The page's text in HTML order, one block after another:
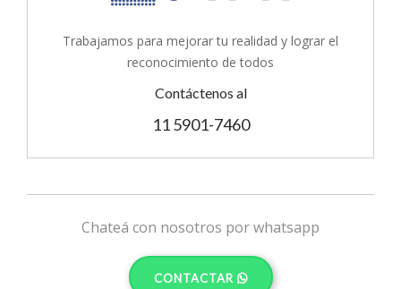
Trabajamos para mejorar tu realidad y lograr el
reconocimiento de todos
Contáctenos al
11 5901-7460
Chateá con nosotros por whatsapp
CONTACTAR